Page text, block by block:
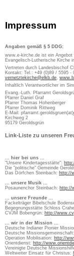
Impressum
Angaben gemäß § 5 DDG:
www.e-kirche.de ist ein Angebot
Evangelisch-Lutherische Kirche
Vertreten durch Landesbischof
Kontakt: Tel.: +49 (0)89 / 5595 -
vernetztekirche@elkb.de,
Inhaltlich Verantwortlicher im
Evang.-Luth. Pfarramt
Pfarrer Daniel Graf
Pfarrer Thomas Hohenberger
Pfarrer Dominik Rittweg
E-Mail: pfarramt.geroldsgruen(at)
Kirchweg 2
95179 Geroldsgrün
Link-Liste zu unseren
... hier bei uns ...
"Unsere Kindertagesstätte":
Die "politische" Gemeinde
Das Dörfchen Steinbach: http://
... unsere Musik ...
Posaunenchor Steinbach: http://
... unsere Freunde ...
Fackelträger Bibelschule
Begegnungsstätte Schloss
CVJM Bobengrün: http://
... wir in der Mission ...
Deutsche Indianer Pionier
Deutsche Missionsgemeinschaft:
Operation Mobilisation: http://
Orientdienst: http://
Vereinigte Deutsche
Weltweiter Einsatz für Christus: